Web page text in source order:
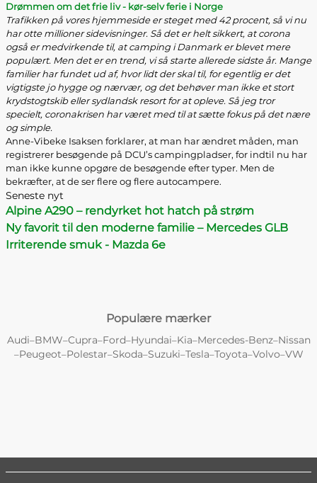
Drømmen om det frie liv - kør-selv ferie i Norge
Trafikken på vores hjemmeside er steget med 42 procent, så vi nu
har otte millioner sidevisninger. Så det er helt sikkert, at corona
også er medvirkende til, at camping i Danmark er blevet mere
populært. Men det er en trend, vi så starte allerede sidste år. Mange
familier har fundet ud af, hvor lidt der skal til, for egentlig er det
vigtigste jo hygge og nærvær, og det behøver man ikke et stort
krydstogtskib eller sydlandsk resort for at opleve. Så jeg tror
specielt, coronakrisen har været med til at sætte fokus på det nære
og simple.
Anne-Vibeke Isaksen forklarer, at man har ændret måden, man
registrerer besøgende på DCU’s campingpladser, for indtil nu har
man ikke kunne opgøre de besøgende efter typer. Men de
bekræfter, at de ser flere og flere autocampere.
Seneste nyt
Alpine A290 – rendyrket hot hatch på strøm
Ny favorit til den moderne familie – Mercedes GLB
Irriterende smuk - Mazda 6e
Populære mærker
Audi–BMW–Cupra–Ford–Hyundai–Kia–Mercedes-Benz–Nissan
–Peugeot–Polestar–Skoda–Suzuki–Tesla–Toyota–Volvo–VW